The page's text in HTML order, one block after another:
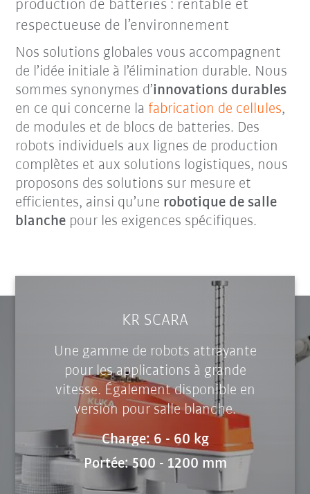
production de batteries : rentable et
respectueuse de l’environnement
Nos solutions globales vous accompagnent
de l’idée initiale à l’élimination durable. Nous
sommes synonymes d’innovations durables
en ce qui concerne la fabrication de cellules,
de modules et de blocs de batteries. Des
robots individuels aux lignes de production
complètes et aux solutions logistiques, nous
proposons des solutions sur mesure et
efficientes, ainsi qu’une robotique de salle
blanche pour les exigences spécifiques.
KR SCARA
Une gamme de robots attrayante
pour les applications à grande
vitesse. Également disponible en
version pour salle blanche.
Charge: 6 - 60 kg
Portée: 500 - 1200 mm